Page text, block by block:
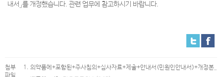
내서」를 개정했습니다. 관련 업무에 참고하시기 바랍니다.
첨부
파일
의약품에+포함된+주사침의+심사자료+제출+안내서(민원인안내서)+개정본_